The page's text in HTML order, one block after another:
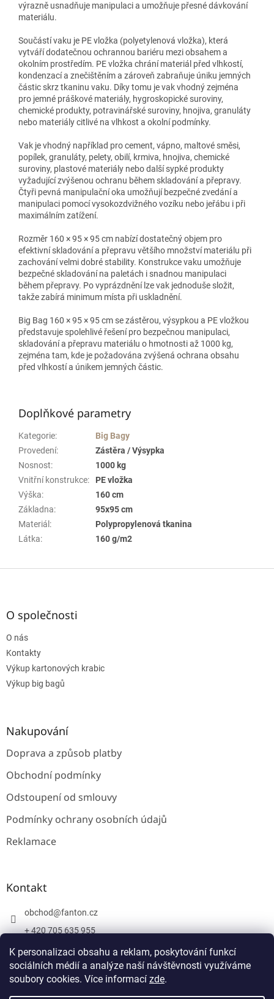
K personalizaci obsahu a reklam, poskytování funkcí
sociálních médií a analýze naší návštěvnosti využíváme
soubory cookies. Více informací zde.
výrazně usnadňuje manipulaci a umožňuje přesné dávkování
materiálu.
Součástí vaku je PE vložka (polyetylenová vložka), která
vytváří dodatečnou ochrannou bariéru mezi obsahem a
okolním prostředím. PE vložka chrání materiál před vlhkostí,
kondenzací a znečištěním a zároveň zabraňuje úniku jemných
částic skrz tkaninu vaku. Díky tomu je vak vhodný zejména
pro jemné práškové materiály, hygroskopické suroviny,
chemické produkty, potravinářské suroviny, hnojiva, granuláty
nebo materiály citlivé na vlhkost a okolní podmínky.
Vak je vhodný například pro cement, vápno, maltové směsi,
popílek, granuláty, pelety, obilí, krmiva, hnojiva, chemické
suroviny, plastové materiály nebo další sypké produkty
vyžadující zvýšenou ochranu během skladování a přepravy.
Čtyři pevná manipulační oka umožňují bezpečné zvedání a
manipulaci pomocí vysokozdvižného vozíku nebo jeřábu i při
maximálním zatížení.
Rozměr 160 × 95 × 95 cm nabízí dostatečný objem pro
efektivní skladování a přepravu většího množství materiálu při
zachování velmi dobré stability. Konstrukce vaku umožňuje
bezpečné skladování na paletách i snadnou manipulaci
během přepravy. Po vyprázdnění lze vak jednoduše složit,
takže zabírá minimum místa při uskladnění.
Big Bag 160 × 95 × 95 cm se zástěrou, výsypkou a PE vložkou
představuje spolehlivé řešení pro bezpečnou manipulaci,
skladování a přepravu materiálu o hmotnosti až 1000 kg,
zejména tam, kde je požadována zvýšená ochrana obsahu
před vlhkostí a únikem jemných částic.
Doplňkové parametry
Kategorie:
Big Bagy
Provedení:
Zástěra / Výsypka
Nosnost:
1000 kg
Vnitřní konstrukce:
PE vložka
Výška:
160 cm
Základna:
95x95 cm
Materiál :
Polypropylenová tkanina
Látka: 160 g/m2
Z
O společnosti
O nás
Kontakty
Výkup kartonových krabic
Výkup big bagů
Nakupování
Doprava a způsob platby
Obchodní podmínky
Odstoupení od smlouvy
Podmínky ochrany osobních údajů
Reklamace
Kontakt
obchod@fanton.cz
+ 420 705 635 955
+ 420 705 635 951